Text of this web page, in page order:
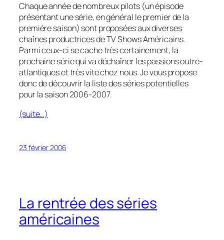
Chaque année de nombreuxpilots(un épisode
présentant une série, en général le premier de la
première saison) sont proposées aux diverses
chaînes productrices de TV Shows Américains.
Parmi ceux-ci se cache très certainement, la
prochaine série qui va déchaîner les passions outre-
atlantiques et très vite chez nous. Je vous propose
donc de découvrir la liste des séries potentielles
pour la saison 2006-2007.
(suite…)
23 février 2006
La rentrée des séries
américaines